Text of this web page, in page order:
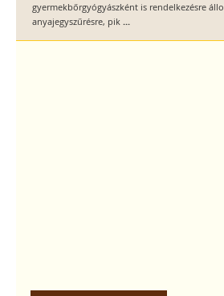
gyermekbőrgyógyászként is rendelkezésre
anyajegyszűrésre, pik ...